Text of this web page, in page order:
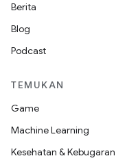
Berita
Blog
Podcast
TEMUKAN
Game
Machine Learning
Kesehatan & Kebugaran